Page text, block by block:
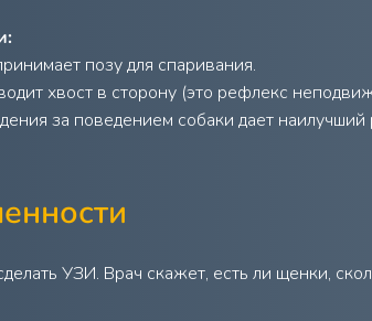
позу для спаривания.
хвост в сторону (это рефлекс
за поведением собаки дает
УЗИ. Врач скажет, есть ли щенки,